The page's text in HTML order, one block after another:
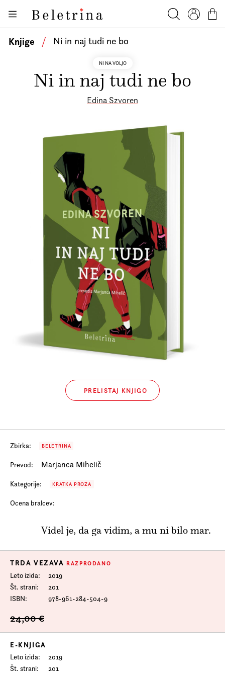
Beletrina
Knjige
Avtorji
Podkasti
Beletrinini projekti
Kontakt
Prijava na e-novice
Foreign Rights
Knjige / Ni in naj tudi ne bo
NI NA VOLJO
Ni in naj tudi ne bo
Edina Szvoren
PRELISTAJ KNJIGO
Zbirka: BELETRINA
Prevod: Marjanca Mihelič
Kategorije: KRATKA PROZA
Ocena bralcev:
Videl je, da ga vidim, a mu ni bilo mar.
TRDA VEZAVARAZPRODANO
Leto izida
2019
Št. strani
201
ISBN
978-961-284-504-9
24,00 €
E-KNJIGA
Leto izida
2019
Št. strani
201